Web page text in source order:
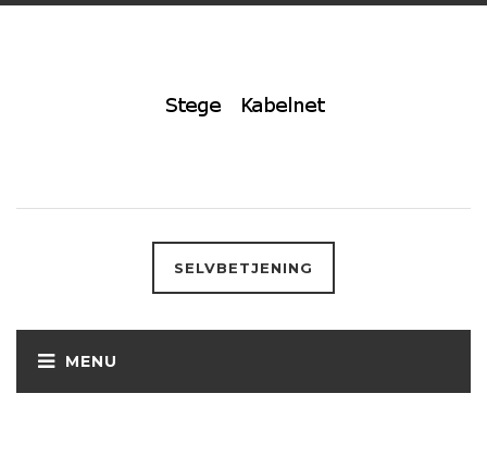
SELVBETJENING